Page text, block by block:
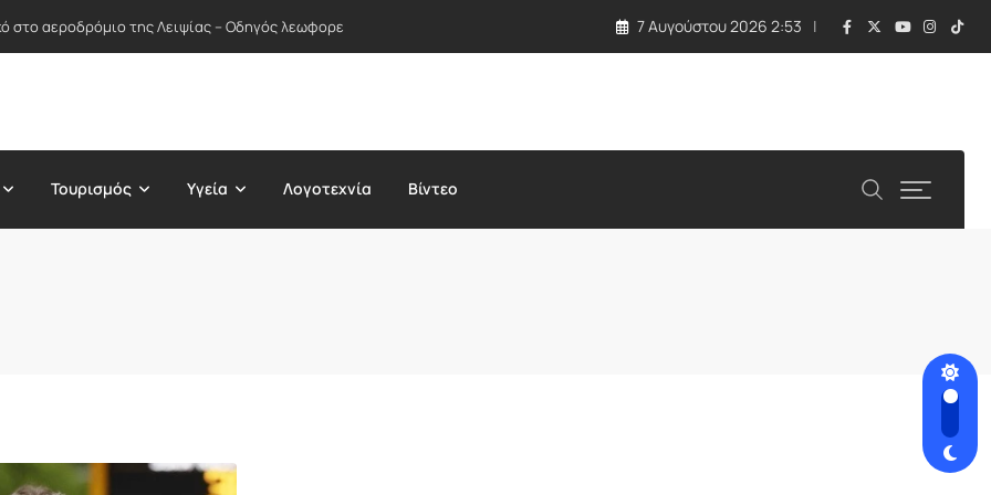
στο αεροδρόμιο της Λειψίας – Οδηγός λεωφορείου απέτρεψε πιθανή τραγωδία με εκρηκτική συσκευή σε drone
7 Αυγούστου 2026 2:53
Τουρισμός Υγεία Λογοτεχνία Βίντεο